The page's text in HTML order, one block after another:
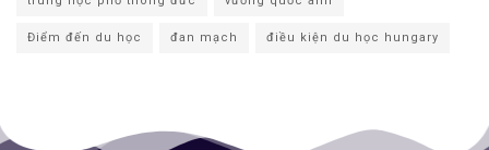
Điểm đến du học đan mạch điều kiện du học hungary